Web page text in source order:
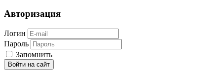
Авторизация
Логин
Пароль
Запомнить
Войти на сайт